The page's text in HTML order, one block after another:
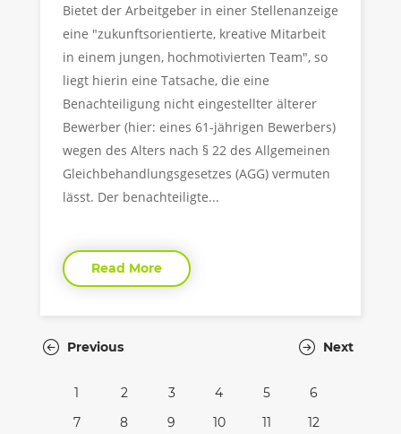
Bietet der Arbeitgeber in einer Stellenanzeige
eine "zukunftsorientierte, kreative Mitarbeit
in einem jungen, hochmotivierten Team", so
liegt hierin eine Tatsache, die eine
Benachteiligung nicht eingestellter älterer
Bewerber (hier: eines 61-jährigen Bewerbers)
wegen des Alters nach § 22 des Allgemeinen
Gleichbehandlungsgesetzes (AGG) vermuten
lässt. Der benachteiligte...
Read More
Previous
1 2 3 4 5
6
7
8 9 10 11
12
Next